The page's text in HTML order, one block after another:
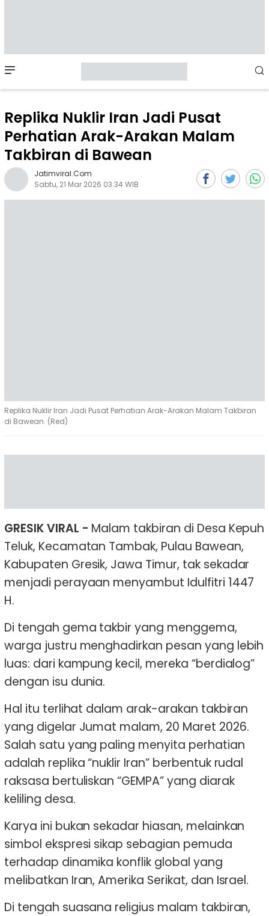
Menu
Replika Nuklir Iran Jadi Pusat
Perhatian Arak-Arakan Malam
Takbiran di Bawean
Jatimviral.com
Sabtu, 21 Mar 2026 03:34 WIB
Replika Nuklir Iran Jadi Pusat Perhatian Arak-Arakan Malam Takbiran
di Bawean. (Red)
GRESIK VIRAL - Malam takbiran di Desa Kepuh
Teluk, Kecamatan Tambak, Pulau Bawean,
Kabupaten Gresik, Jawa Timur, tak sekadar
menjadi perayaan menyambut Idulfitri 1447
H.
Di tengah gema takbir yang menggema,
warga justru menghadirkan pesan yang lebih
luas: dari kampung kecil, mereka “berdialog”
dengan isu dunia.
Hal itu terlihat dalam arak-arakan takbiran
yang digelar Jumat malam, 20 Maret 2026.
Salah satu yang paling menyita perhatian
adalah replika “nuklir Iran” berbentuk rudal
raksasa bertuliskan “GEMPA” yang diarak
keliling desa.
Karya ini bukan sekadar hiasan, melainkan
simbol ekspresi sikap sebagian pemuda
terhadap dinamika konflik global yang
melibatkan Iran, Amerika Serikat, dan Israel.
Di tengah suasana religius malam takbiran,